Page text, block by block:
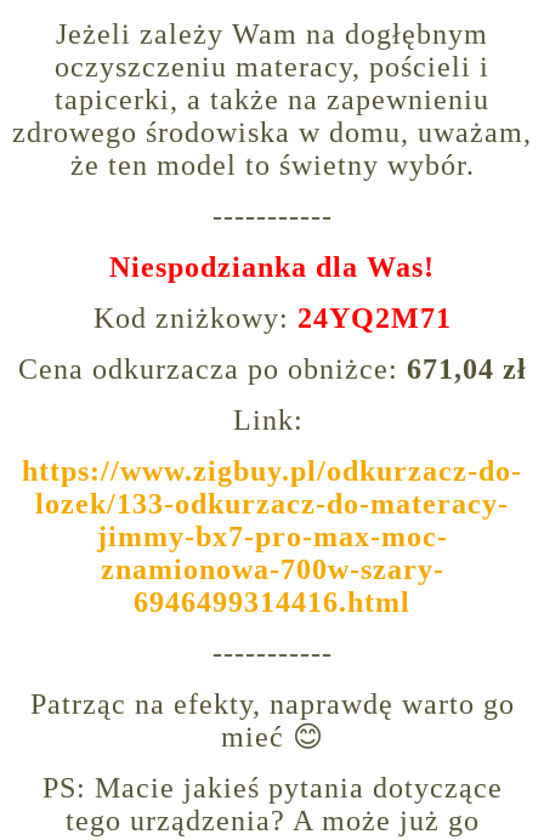
Jeżeli zależy Wam na dogłębnym
oczyszczeniu materacy, pościeli i
tapicerki, a także na zapewnieniu
zdrowego środowiska w domu, uważam,
że ten model to świetny wybór.
-----------
Niespodzianka dla Was!
Kod zniżkowy: 24YQ2M71
Cena odkurzacza po obniżce: 671,04 zł
Link:
https://www.zigbuy.pl/odkurzacz-do-
lozek/133-odkurzacz-do-materacy-
jimmy-bx7-pro-max-moc-
znamionowa-700w-szary-
6946499314416.html
-----------
Patrząc na efekty, naprawdę warto go
mieć 😊
PS: Macie jakieś pytania dotyczące
tego urządzenia? A może już go